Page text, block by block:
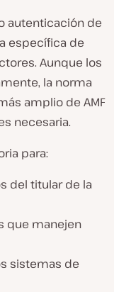
autenticación de
específica de
Aunque los
la norma
amplio de AMF
necesaria.
para:
del titular de la
que manejen
sistemas de